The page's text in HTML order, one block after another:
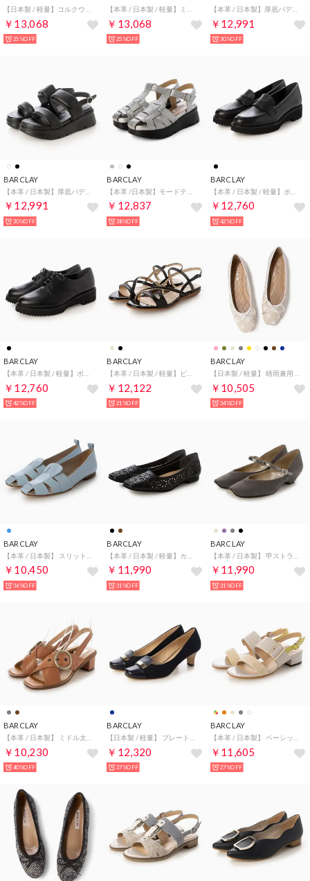
￥13,068
25%OFF
￥13,068
25%OFF
【本革 / 日本製】厚底パデットサンダル （IV）
￥12,991
30%OFF
BARCLAY
￥12,991
30%OFF
BARCLAY
￥12,837
38%OFF
BARCLAY
￥12,760
42%OFF
BARCLAY
￥12,760
42%OFF
BARCLAY
￥12,122
21%OFF
BARCLAY
￥10,505
34%OFF
BARCLAY
￥10,450
36%OFF
BARCLAY
￥11,990
31%OFF
BARCLAY
￥11,990
31%OFF
BARCLAY
￥10,230
40%OFF
BARCLAY
￥12,320
37%OFF
BARCLAY
￥11,605
27%OFF